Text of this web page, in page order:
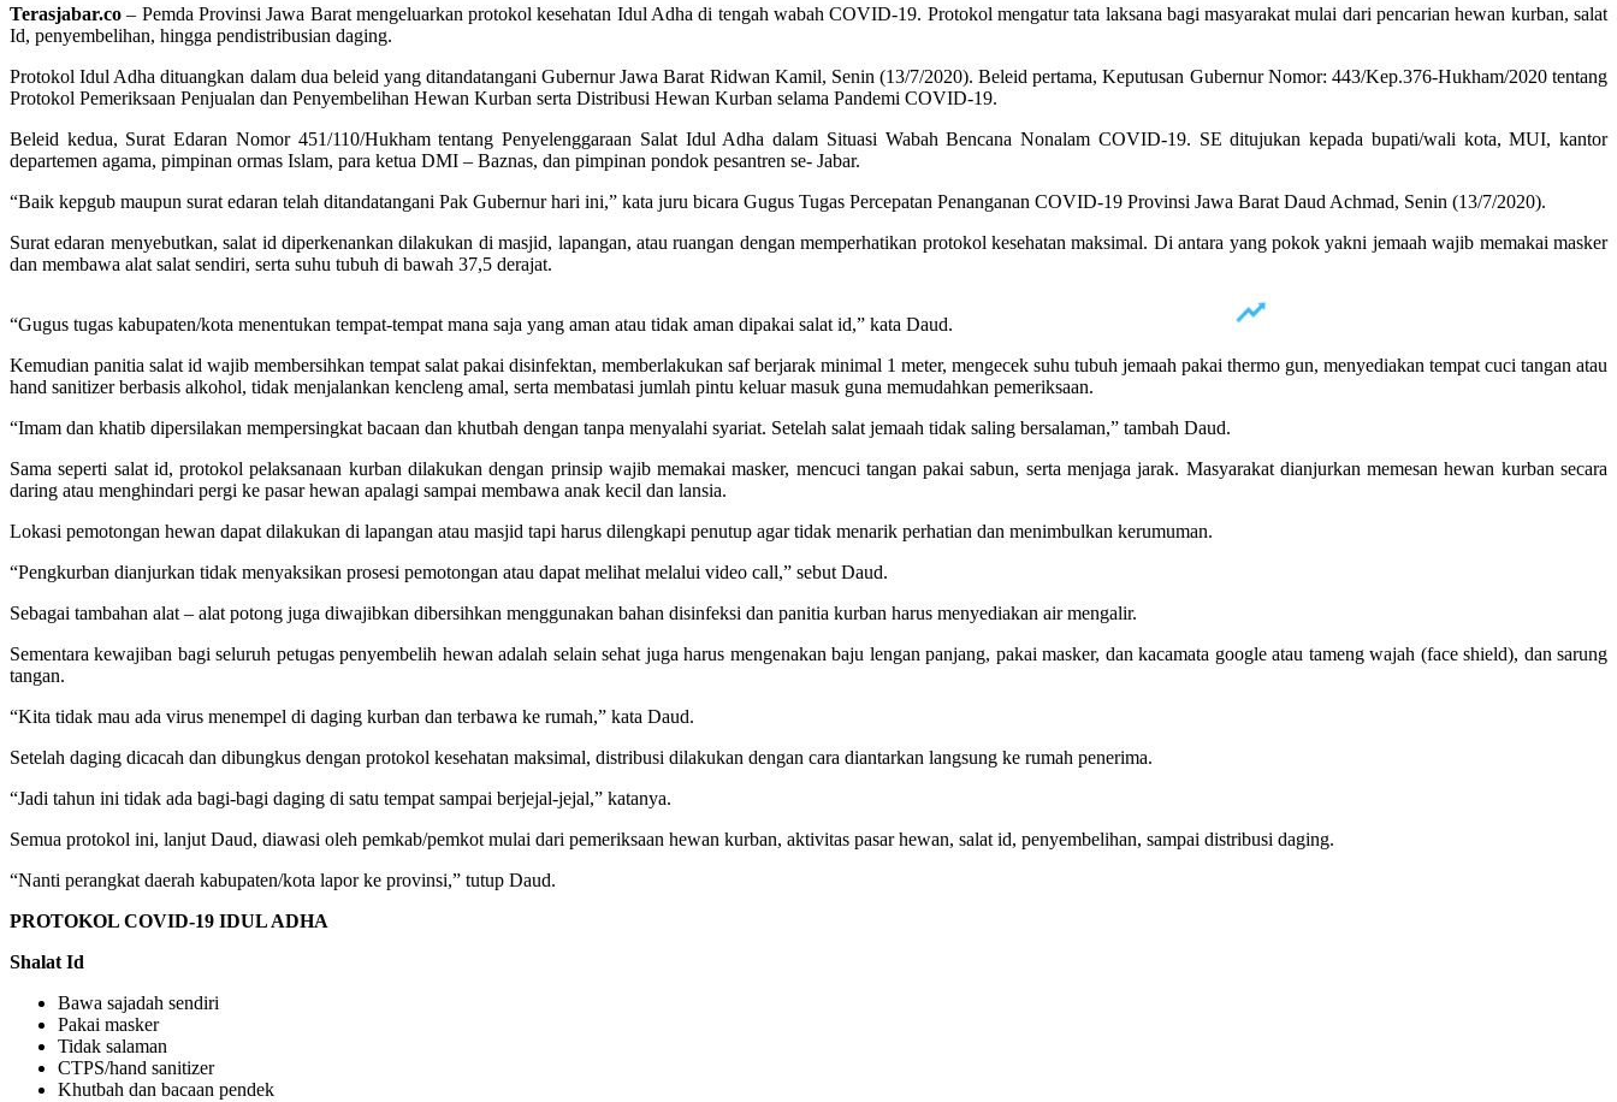
Terasjabar.co – Pemda Provinsi Jawa Barat mengeluarkan protokol kesehatan Idul Adha di tengah wabah COVID-19. Protokol mengatur tata laksana bagi masyarakat mulai dari pencarian hewan kurban, salat
Id, penyembelihan, hingga pendistribusian daging.
Protokol Idul Adha dituangkan dalam dua beleid yang ditandatangani Gubernur Jawa Barat Ridwan Kamil, Senin (13/7/2020). Beleid pertama, Keputusan Gubernur Nomor: 443/Kep.376-Hukham/2020 tentang
Protokol Pemeriksaan Penjualan dan Penyembelihan Hewan Kurban serta Distribusi Hewan Kurban selama Pandemi COVID-19.
Beleid kedua, Surat Edaran Nomor 451/110/Hukham tentang Penyelenggaraan Salat Idul Adha dalam Situasi Wabah Bencana Nonalam COVID-19. SE ditujukan kepada bupati/wali kota, MUI, kantor
departemen agama, pimpinan ormas Islam, para ketua DMI – Baznas, dan pimpinan pondok pesantren se- Jabar.
“Baik kepgub maupun surat edaran telah ditandatangani Pak Gubernur hari ini,” kata juru bicara Gugus Tugas Percepatan Penanganan COVID-19 Provinsi Jawa Barat Daud Achmad, Senin (13/7/2020).
Surat edaran menyebutkan, salat id diperkenankan dilakukan di masjid, lapangan, atau ruangan dengan memperhatikan protokol kesehatan maksimal. Di antara yang pokok yakni jemaah wajib memakai masker
dan membawa alat salat sendiri, serta suhu tubuh di bawah 37,5 derajat.
“Gugus tugas kabupaten/kota menentukan tempat-tempat mana saja yang aman atau tidak aman dipakai salat id,” kata Daud.
Kemudian panitia salat id wajib membersihkan tempat salat pakai disinfektan, memberlakukan saf berjarak minimal 1 meter, mengecek suhu tubuh jemaah pakai thermo gun, menyediakan tempat cuci tangan atau
hand sanitizer berbasis alkohol, tidak menjalankan kencleng amal, serta membatasi jumlah pintu keluar masuk guna memudahkan pemeriksaan.
“Imam dan khatib dipersilakan mempersingkat bacaan dan khutbah dengan tanpa menyalahi syariat. Setelah salat jemaah tidak saling bersalaman,” tambah Daud.
Sama seperti salat id, protokol pelaksanaan kurban dilakukan dengan prinsip wajib memakai masker, mencuci tangan pakai sabun, serta menjaga jarak. Masyarakat dianjurkan memesan hewan kurban secara
daring atau menghindari pergi ke pasar hewan apalagi sampai membawa anak kecil dan lansia.
Lokasi pemotongan hewan dapat dilakukan di lapangan atau masjid tapi harus dilengkapi penutup agar tidak menarik perhatian dan menimbulkan kerumuman.
“Pengkurban dianjurkan tidak menyaksikan prosesi pemotongan atau dapat melihat melalui video call,” sebut Daud.
Sebagai tambahan alat – alat potong juga diwajibkan dibersihkan menggunakan bahan disinfeksi dan panitia kurban harus menyediakan air mengalir.
Sementara kewajiban bagi seluruh petugas penyembelih hewan adalah selain sehat juga harus mengenakan baju lengan panjang, pakai masker, dan kacamata google atau tameng wajah (face shield), dan sarung
tangan.
“Kita tidak mau ada virus menempel di daging kurban dan terbawa ke rumah,” kata Daud.
Setelah daging dicacah dan dibungkus dengan protokol kesehatan maksimal, distribusi dilakukan dengan cara diantarkan langsung ke rumah penerima.
“Jadi tahun ini tidak ada bagi-bagi daging di satu tempat sampai berjejal-jejal,” katanya.
Semua protokol ini, lanjut Daud, diawasi oleh pemkab/pemkot mulai dari pemeriksaan hewan kurban, aktivitas pasar hewan, salat id, penyembelihan, sampai distribusi daging.
“Nanti perangkat daerah kabupaten/kota lapor ke provinsi,” tutup Daud.
PROTOKOL COVID-19 IDUL ADHA
Shalat Id
Bawa sajadah sendiri
Pakai masker
Tidak salaman
CTPS/hand sanitizer
Khutbah dan bacaan pendek